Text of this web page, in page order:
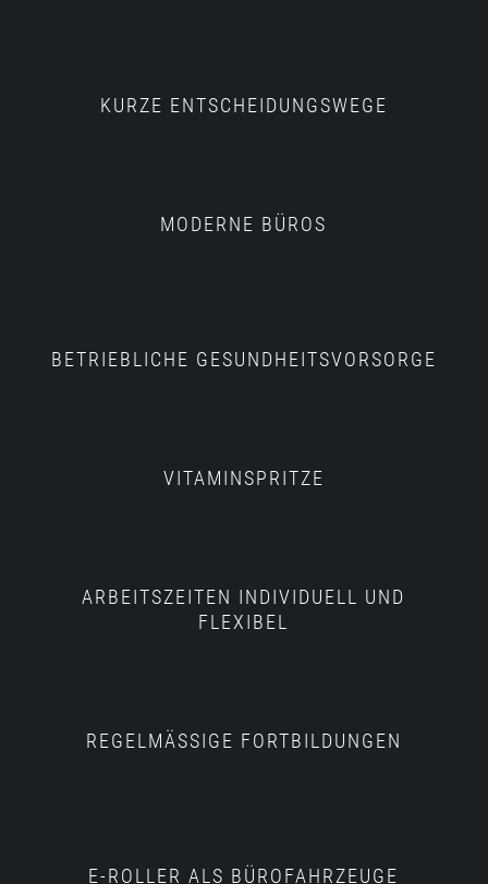
KURZE ENTSCHEIDUNGSWEGE
MODERNE BÜROS
BETRIEBLICHE GESUNDHEITSVORSORGE
VITAMINSPRITZE
ARBEITSZEITEN INDIVIDUELL UND
FLEXIBEL
REGELMÄSSIGE FORTBILDUNGEN
E-ROLLER ALS BÜROFAHRZEUGE